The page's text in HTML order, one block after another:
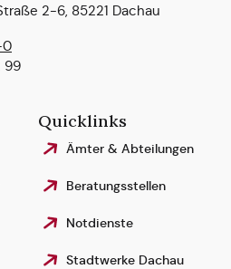
2-6, 85221 Dachau
99
Quicklinks
Ämter & Abteilungen
Beratungsstellen
Notdienste
Stadtwerke Dachau